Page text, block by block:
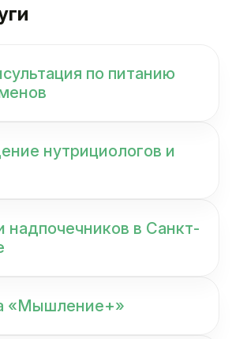
по питанию
нутрициологов и
надпочечников в Санкт-
«Мышление+»